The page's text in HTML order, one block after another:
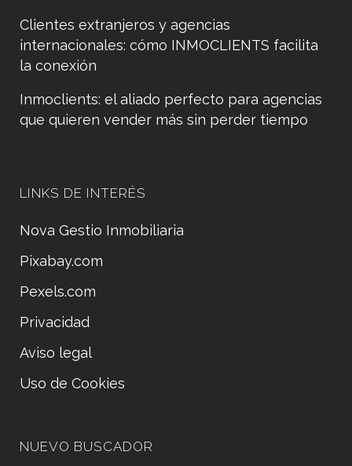
Clientes extranjeros y agencias
internacionales: cómo INMOCLIENTS facilita
la conexión
Inmoclients: el aliado perfecto para agencias
que quieren vender más sin perder tiempo
LINKS DE INTERÉS
Nova Gestio Inmobiliaria
Pixabay.com
Pexels.com
Privacidad
Aviso legal
Uso de Cookies
NUEVO BUSCADOR